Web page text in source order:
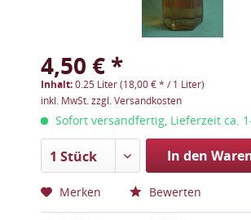
4,50 € *
Inhalt:0.25 Liter (18,00 € * / 1 Liter)
inkl. MwSt.zzgl. Versandkosten
Sofort versandfertig, Lieferzeit ca.
1 Stück In den
Merken Bewerten